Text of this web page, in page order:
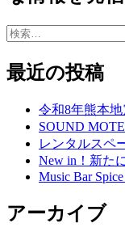
検
最近の投稿
令和8年熊本
SOUND
レンタルスペ
New in！新た
Music Bar
アーカイブ